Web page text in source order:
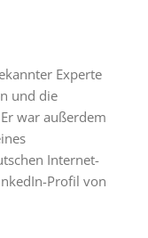
Experte
und die
war außerdem
Internet-
Profil von